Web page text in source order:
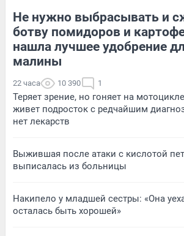
Не нужно выбрасывать и
ботву помидоров и
нашла лучшее удобрение
малины
22 часа 10 390 1
Теряет зрение, но гоняет на
живет подросток с редчайшим
нет лекарств
Выжившая после атаки с кислотой
выписалась из больницы
Накипело у младшей сестры: «Она
осталась быть хорошей»